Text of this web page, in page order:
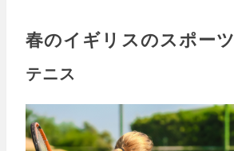
春のイギリスのスポーツ
テニス